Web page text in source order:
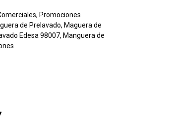
, Promociones
de Prelavado, Maguera de
Edesa 98007, Manguera de